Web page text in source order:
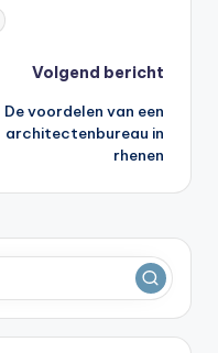
Volgend bericht
De voordelen van een
architectenbureau in
rhenen